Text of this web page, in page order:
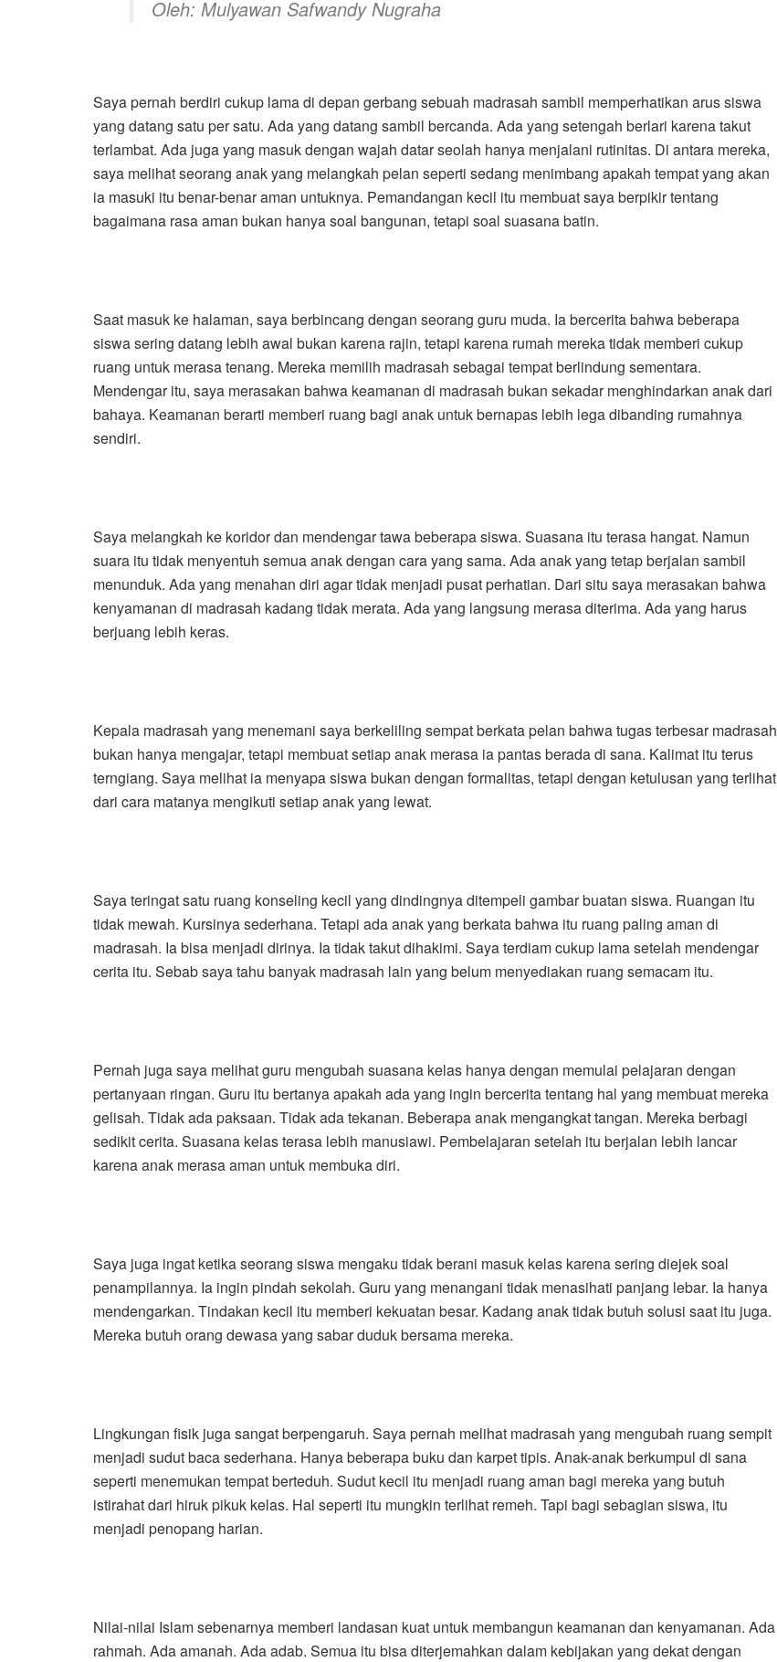
Oleh: Mulyawan Safwandy Nugraha
Saya pernah berdiri cukup lama di depan gerbang sebuah madrasah sambil memperhatikan arus siswa
yang datang satu per satu. Ada yang datang sambil bercanda. Ada yang setengah berlari karena takut
terlambat. Ada juga yang masuk dengan wajah datar seolah hanya menjalani rutinitas. Di antara mereka,
saya melihat seorang anak yang melangkah pelan seperti sedang menimbang apakah tempat yang akan
ia masuki itu benar-benar aman untuknya. Pemandangan kecil itu membuat saya berpikir tentang
bagaimana rasa aman bukan hanya soal bangunan, tetapi soal suasana batin.
Saat masuk ke halaman, saya berbincang dengan seorang guru muda. Ia bercerita bahwa beberapa
siswa sering datang lebih awal bukan karena rajin, tetapi karena rumah mereka tidak memberi cukup
ruang untuk merasa tenang. Mereka memilih madrasah sebagai tempat berlindung sementara.
Mendengar itu, saya merasakan bahwa keamanan di madrasah bukan sekadar menghindarkan anak dari
bahaya. Keamanan berarti memberi ruang bagi anak untuk bernapas lebih lega dibanding rumahnya
sendiri.
Saya melangkah ke koridor dan mendengar tawa beberapa siswa. Suasana itu terasa hangat. Namun
suara itu tidak menyentuh semua anak dengan cara yang sama. Ada anak yang tetap berjalan sambil
menunduk. Ada yang menahan diri agar tidak menjadi pusat perhatian. Dari situ saya merasakan bahwa
kenyamanan di madrasah kadang tidak merata. Ada yang langsung merasa diterima. Ada yang harus
berjuang lebih keras.
Kepala madrasah yang menemani saya berkeliling sempat berkata pelan bahwa tugas terbesar madrasah
bukan hanya mengajar, tetapi membuat setiap anak merasa ia pantas berada di sana. Kalimat itu terus
terngiang. Saya melihat ia menyapa siswa bukan dengan formalitas, tetapi dengan ketulusan yang terlihat
dari cara matanya mengikuti setiap anak yang lewat.
Saya teringat satu ruang konseling kecil yang dindingnya ditempeli gambar buatan siswa. Ruangan itu
tidak mewah. Kursinya sederhana. Tetapi ada anak yang berkata bahwa itu ruang paling aman di
madrasah. Ia bisa menjadi dirinya. Ia tidak takut dihakimi. Saya terdiam cukup lama setelah mendengar
cerita itu. Sebab saya tahu banyak madrasah lain yang belum menyediakan ruang semacam itu.
Pernah juga saya melihat guru mengubah suasana kelas hanya dengan memulai pelajaran dengan
pertanyaan ringan. Guru itu bertanya apakah ada yang ingin bercerita tentang hal yang membuat mereka
gelisah. Tidak ada paksaan. Tidak ada tekanan. Beberapa anak mengangkat tangan. Mereka berbagi
sedikit cerita. Suasana kelas terasa lebih manusiawi. Pembelajaran setelah itu berjalan lebih lancar
karena anak merasa aman untuk membuka diri.
Saya juga ingat ketika seorang siswa mengaku tidak berani masuk kelas karena sering diejek soal
penampilannya. Ia ingin pindah sekolah. Guru yang menangani tidak menasihati panjang lebar. Ia hanya
mendengarkan. Tindakan kecil itu memberi kekuatan besar. Kadang anak tidak butuh solusi saat itu juga.
Mereka butuh orang dewasa yang sabar duduk bersama mereka.
Lingkungan fisik juga sangat berpengaruh. Saya pernah melihat madrasah yang mengubah ruang sempit
menjadi sudut baca sederhana. Hanya beberapa buku dan karpet tipis. Anak-anak berkumpul di sana
seperti menemukan tempat berteduh. Sudut kecil itu menjadi ruang aman bagi mereka yang butuh
istirahat dari hiruk pikuk kelas. Hal seperti itu mungkin terlihat remeh. Tapi bagi sebagian siswa, itu
menjadi penopang harian.
Nilai-nilai Islam sebenarnya memberi landasan kuat untuk membangun keamanan dan kenyamanan. Ada
rahmah. Ada amanah. Ada adab. Semua itu bisa diterjemahkan dalam kebijakan yang dekat dengan